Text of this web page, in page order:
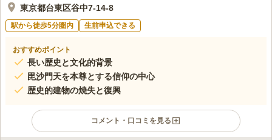
東京都台東区谷中7-14-8
駅から徒歩5分圏内 生前申込できる
おすすめポイント
長い歴史と文化的背景
毘沙門天を本尊とする信仰の中心
歴史的建物の焼失と復興
コメント・口コミを見る